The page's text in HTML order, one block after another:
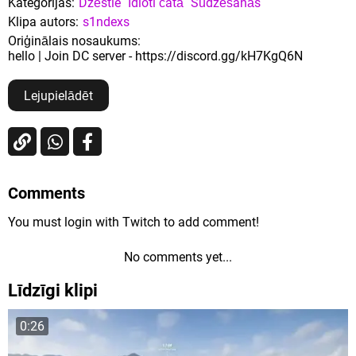
Klipa autors: s1ndexs
Oriģinālais nosaukums:
hello | Join DC server - https://discord.gg/kH7KgQ6N
Lejupielādēt
Comments
You must login with Twitch to add comment!
No comments yet...
Līdzīgi klipi
0:26